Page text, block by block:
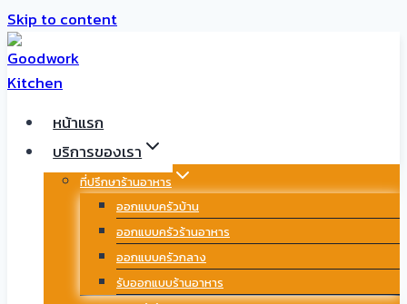
Skip to content
หน้าแรก
บริการของเรา
ที่ปรึกษาร้านอาหาร
ออกแบบครัวบ้าน
ออกแบบครัวร้านอาหาร
ออกแบบครัวกลาง
รับออกแบบร้านอาหาร